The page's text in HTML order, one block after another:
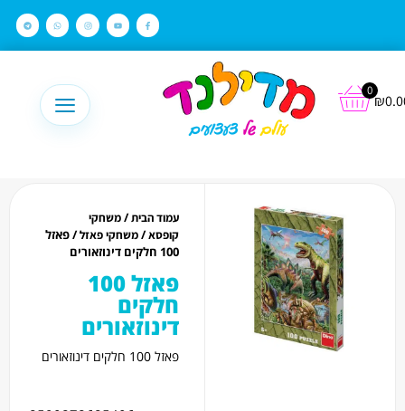
₪
0
עמוד הבית/משחקי
קופסא/משחקי פאזל/ פאזל
100 חלקים דינוזאורים
פאזל 100
חלקים
דינוזאורים
פאזל 100 חלקים דינוזאורים